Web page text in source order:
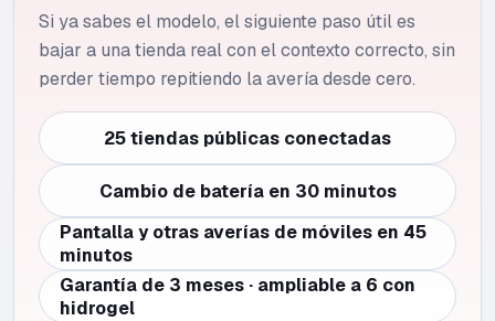
Si ya sabes el modelo, el siguiente paso útil es
bajar a una tienda real con el contexto correcto, sin
perder tiempo repitiendo la avería desde cero.
25 tiendas públicas conectadas
Cambio de batería en 30 minutos
Pantalla y otras averías de móviles en 45
minutos
Garantía de 3 meses · ampliable a 6 con
hidrogel